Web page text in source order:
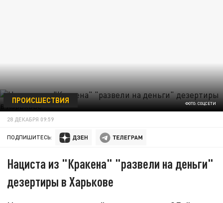
ФОТО: СОЦСЕТИ
ПРОИСШЕСТВИЯ
28 ДЕКАБРЯ 09:59
ПОДПИШИТЕСЬ:
Нациста из "Кракена" "развели на деньги"
дезертиры в Харькове